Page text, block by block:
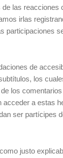
las reacciones
irlas
participaciones
de
los
los
acceder a estas
ser partícipes
justo